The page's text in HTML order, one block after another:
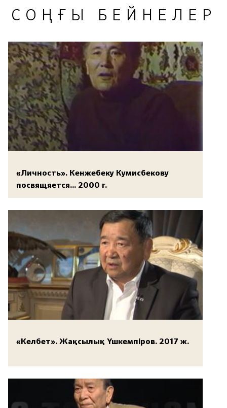
СОҢҒЫ БЕЙНЕЛЕР
«Личность». Кенжебеку Кумисбекову
посвящяется... 2000 г.
«Келбет». Жақсылық Үшкемпіров. 2017 ж.